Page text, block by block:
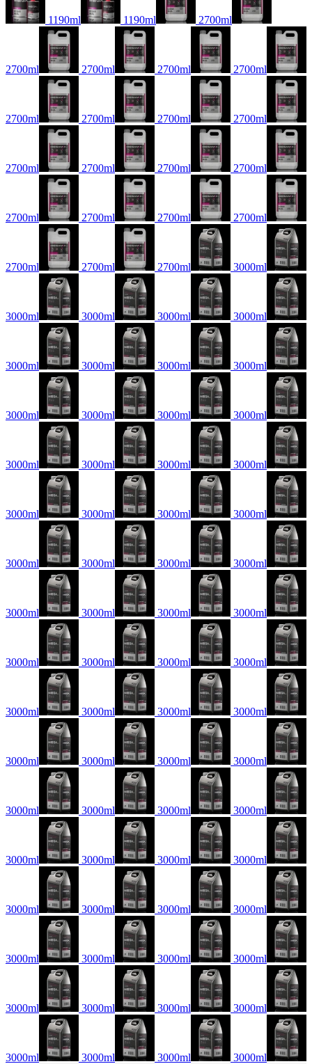
1190ml 1190ml 2700ml
2700ml 2700ml 2700ml 2700ml
2700ml 2700ml 2700ml 2700ml
2700ml 2700ml 2700ml 2700ml
2700ml 2700ml 2700ml 2700ml
2700ml 2700ml 2700ml 3000ml
3000ml 3000ml 3000ml 3000ml
3000ml 3000ml 3000ml 3000ml
3000ml 3000ml 3000ml 3000ml
3000ml 3000ml 3000ml 3000ml
3000ml 3000ml 3000ml 3000ml
3000ml 3000ml 3000ml 3000ml
3000ml 3000ml 3000ml 3000ml
3000ml 3000ml 3000ml 3000ml
3000ml 3000ml 3000ml 3000ml
3000ml 3000ml 3000ml 3000ml
3000ml 3000ml 3000ml 3000ml
3000ml 3000ml 3000ml 3000ml
3000ml 3000ml 3000ml 3000ml
3000ml 3000ml 3000ml 3000ml
3000ml 3000ml 3000ml 3000ml
3000ml 3000ml 3000ml 3000ml